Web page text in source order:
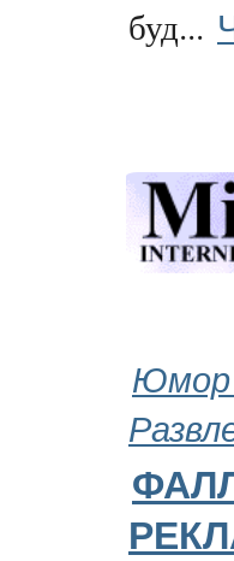
буд...